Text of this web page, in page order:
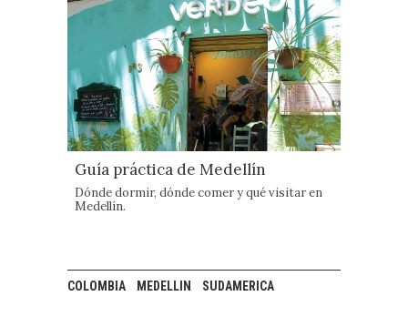
Guía práctica de Medellín
Dónde dormir, dónde comer y qué visitar en
Medellín.
COLOMBIA MEDELLIN SUDAMERICA